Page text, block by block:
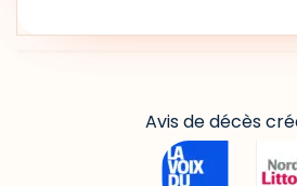
Avis de décès